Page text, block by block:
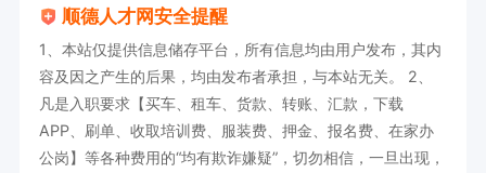
顺德人才网安全提醒
1、本站仅提供信息储存平台，所有信息均由用户发布，其内
容及因之产生的后果，均由发布者承担，与本站无关。 2、
凡是入职要求【买车、租车、货款、转账、汇款，下载
APP、刷单、收取培训费、服装费、押金、报名费、在家办
公岗】等各种费用的“均有欺诈嫌疑”，切勿相信，一旦出现，